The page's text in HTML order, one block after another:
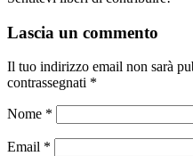
Lascia un commento
Il tuo indirizzo email non sarà
contrassegnati *
Nome *
Email *